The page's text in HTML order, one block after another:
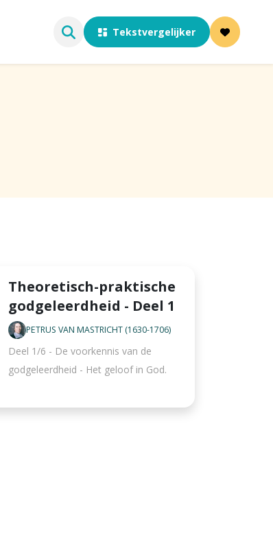
Tekstvergelijker
Theoretisch-praktische
godgeleerdheid - Deel 1
PETRUS VAN MASTRICHT (1630-1706)
Deel 1/6 - De voorkennis van de
godgeleerdheid - Het geloof in God.